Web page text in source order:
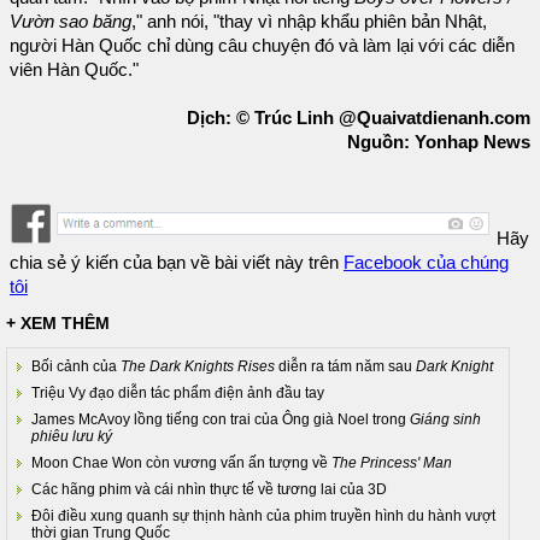
Vườn sao băng," anh nói, "thay vì nhập khẩu phiên bản Nhật,
người Hàn Quốc chỉ dùng câu chuyện đó và làm lại với các diễn
viên Hàn Quốc."
Dịch: © Trúc Linh @Quaivatdienanh.com
Nguồn: Yonhap News
Hãy
chia sẻ ý kiến của bạn về bài viết này trên Facebook của chúng
tôi
+ XEM THÊM
Bối cảnh của The Dark Knights Rises diễn ra tám năm sau Dark Knight
Triệu Vy đạo diễn tác phẩm điện ảnh đầu tay
James McAvoy lồng tiếng con trai của Ông già Noel trong Giáng sinh
phiêu lưu ký
Moon Chae Won còn vương vấn ấn tượng về The Princess' Man
Các hãng phim và cái nhìn thực tế về tương lai của 3D
Đôi điều xung quanh sự thịnh hành của phim truyền hình du hành vượt
thời gian Trung Quốc